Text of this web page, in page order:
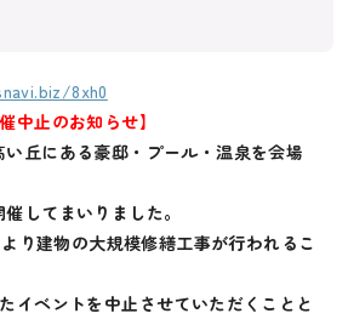
8xh0
中止のお知らせ】
丘にある豪邸・プール・温泉を会場
してまいりました。
り建物の大規模修繕工事が行われるこ
イベントを中止させていただくことと